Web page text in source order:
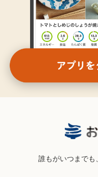
誰もがいつまでも